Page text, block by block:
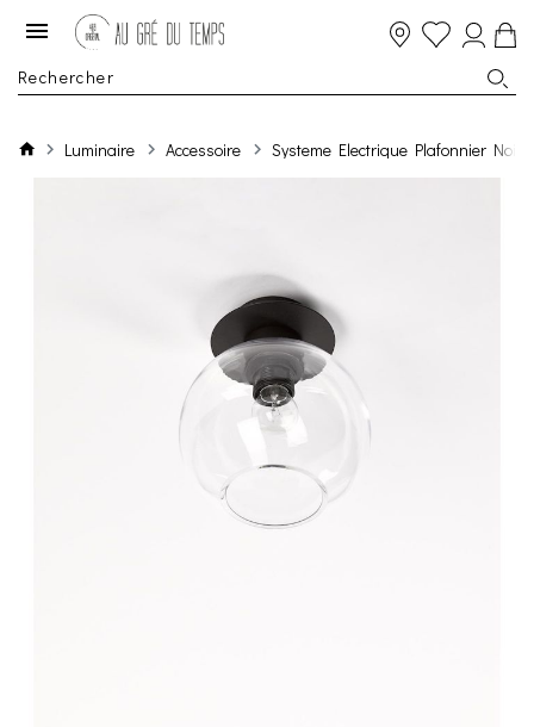
Luminaire Accessoire Systeme Electrique Plafonnier Noir